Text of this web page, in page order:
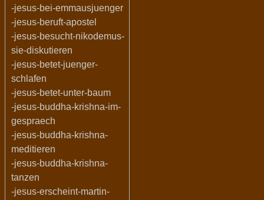
-jesus-bei-emmausjuenger
-jesus-beruft-apostel
-jesus-besucht-nikodemus-
sie-diskutieren
-jesus-betet-juenger-
schlafen
-jesus-betet-unter-baum
-jesus-buddha-krishna-im-
gespraech
-jesus-buddha-krishna-
meditieren
-jesus-buddha-krishna-
tanzen
-jesus-erscheint-martin-